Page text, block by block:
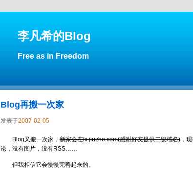
李凡希的Blog
Free as in Freedom
Blog再搬一次家
发表于2007-02-05
Blog又搬一次家， 新家会在fx.jiuzhe.com(感谢好友提供二级域名) ，
论，没有图片，没有RSS……
但我相信它会慢慢完善起来的。